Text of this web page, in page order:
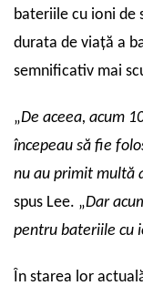
bateriile cu ioni de
durata de viață a
semnificativ mai
„De aceea, acum
începeau să fie
nu au primit multă
spus Lee. „Dar
pentru bateriile cu
În starea lor